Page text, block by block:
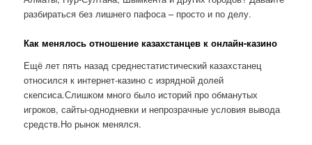
разбираться без лишнего пафоса – просто и по делу.
Как менялось отношение казахстанцев к онлайн-казино
Ещё лет пять назад среднестатистический казахстанец
относился к интернет-казино с изрядной долей
скепсиса.Слишком много было историй про обманутых
игроков, сайты-однодневки и непрозрачные условия вывода
средств.Но рынок менялся.